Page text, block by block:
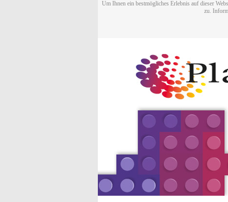
Um Ihnen ein bestmögliches Erlebnis auf dieser
zu.